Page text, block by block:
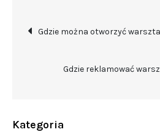
Nawigacja
wpisu
Gdzie można otworzyć
Gdzie reklamować
Kategoria